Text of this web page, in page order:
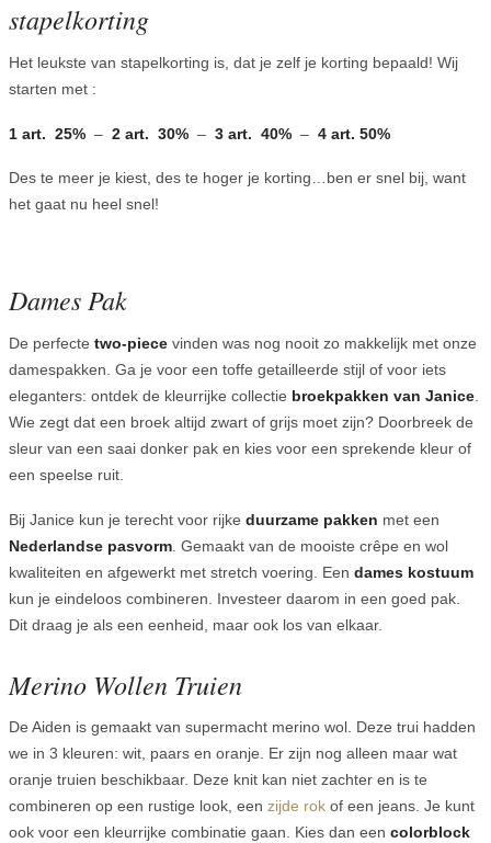
stapelkorting
Het leukste van stapelkorting is, dat je zelf je korting bepaald! Wij
starten met :
1 art. 25% – 2 art. 30% – 3 art. 40% – 4 art. 50%
Des te meer je kiest, des te hoger je korting…ben er snel bij, want
het gaat nu heel snel!
Dames Pak
De perfecte two-piece vinden was nog nooit zo makkelijk met onze
damespakken. Ga je voor een toffe getailleerde stijl of voor iets
eleganters: ontdek de kleurrijke collectie broekpakken van Janice
Wie zegt dat een broek altijd zwart of grijs moet zijn? Doorbreek de
sleur van een saai donker pak en kies voor een sprekende kleur of
een speelse ruit.
Bij Janice kun je terecht voor rijke duurzame pakken met een
Nederlandse pasvorm . Gemaakt van de mooiste crêpe en wol
kwaliteiten en afgewerkt met stretch voering. Een dames kostuum
kun je eindeloos combineren. Investeer daarom in een goed pak.
Dit draag je als een eenheid, maar ook los van elkaar.
Merino Wollen Truien
De Aiden is gemaakt van supermacht merino wol. Deze trui hadden
we in 3 kleuren: wit, paars en oranje. Er zijn nog alleen maar wat
oranje truien beschikbaar. Deze knit kan niet zachter en is te
combineren op een rustige look, een zijde rok of een jeans. Je kunt
ook voor een kleurrijke combinatie gaan. Kies dan een colorblock